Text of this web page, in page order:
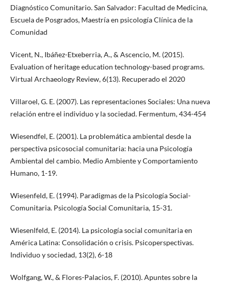
Diagnóstico Comunitario. San Salvador: Facultad de Medicina,
Escuela de Posgrados, Maestría en psicología Clínica de la
Comunidad
Vicent, N., Ibáñez-Etxeberria, A., & Ascencio, M. (2015).
Evaluation of heritage education technology-based programs.
Virtual Archaeology Review, 6(13). Recuperado el 2020
Villaroel, G. E. (2007). Las representaciones Sociales: Una nueva
relación entre el individuo y la sociedad. Fermentum, 434-454
Wiesendfel, E. (2001). La problemática ambiental desde la
perspectiva psicosocial comunitaria: hacia una Psicología
Ambiental del cambio. Medio Ambiente y Comportamiento
Humano, 1-19.
Wiesenfeld, E. (1994). Paradigmas de la Psicología Social-
Comunitaria. Psicología Social Comunitaria, 15-31.
Wiesenlfeld, E. (2014). La psicología social comunitaria en
América Latina: Consolidación o crisis. Psicoperspectivas.
Individuo y sociedad, 13(2), 6-18
Wolfgang, W., & Flores-Palacios, F. (2010). Apuntes sobre la